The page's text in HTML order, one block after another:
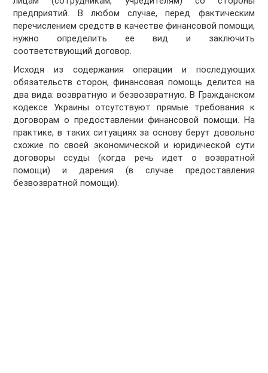
предприятий. В любом случае, перед фактическим
перечислением средств в качестве финансовой помощи,
нужно определить ее вид и заключить
соответствующий договор.
Исходя из содержания операции и последующих
обязательств сторон, финансовая помощь делится на
два вида: возвратную и безвозвратную. В Гражданском
кодексе Украины отсутствуют прямые требования к
договорам о предоставлении финансовой помощи. На
практике, в таких ситуациях за основу берут довольно
схожие по своей экономической и юридической сути
договоры ссуды (когда речь идет о возвратной
помощи) и дарения (в случае предоставления
безвозвратной помощи).